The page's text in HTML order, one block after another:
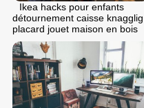
Ikea hacks pour enfants
détournement caisse knagglig
placard jouet maison en bois